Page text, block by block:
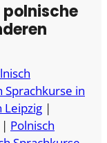
polnische
Sprachkurse in
Leipzig |
| Polnisch